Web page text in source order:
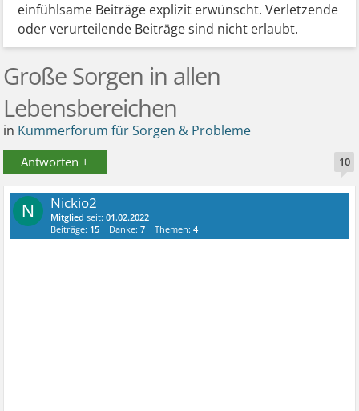
einfühlsame Beiträge explizit erwünscht. Verletzende
oder verurteilende Beiträge sind nicht erlaubt.
Große Sorgen in allen
Lebensbereichen
in Kummerforum für Sorgen & Probleme
Antworten + 10
N Nickio2
Mitglied seit:01.02.2022
Beiträge: 15 Danke:7 Themen:4